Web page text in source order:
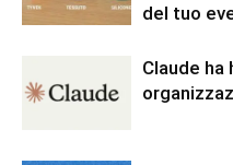
del tuo
Claude